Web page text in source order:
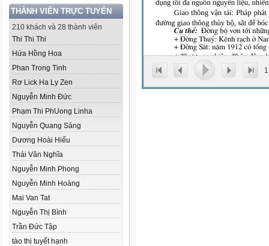
THÀNH VIÊN TRỰC TUYẾN
210 khách và 28 thành viên
Thi Thi Thi
Hứa Hồng Hoa
Phan Trong Tinh
Rơ Lick Ha Ly Zen
Nguyễn Minh Đức
Phạm Thi Ph­Uong Linha
Nguyễn Quang Sáng
Dương Hoài Hiếu
Thái Văn Nghĩa
Nguyễn Minh Phong
Nguyễn Minh Hoàng
Mai Van Tat
Nguyễn Thị Bình
Trần Đức Tập
tào thị tuyết hạnh
1